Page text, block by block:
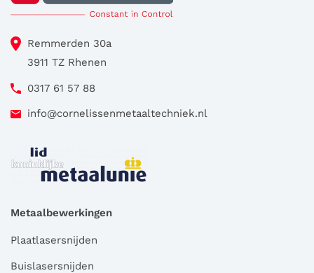
Remmerden 30a
3911 TZ Rhenen
0317 61 57 88
info@cornelissenmetaaltechniek.nl
Metaalbewerkingen
Plaatlasersnijden
Buislasersnijden